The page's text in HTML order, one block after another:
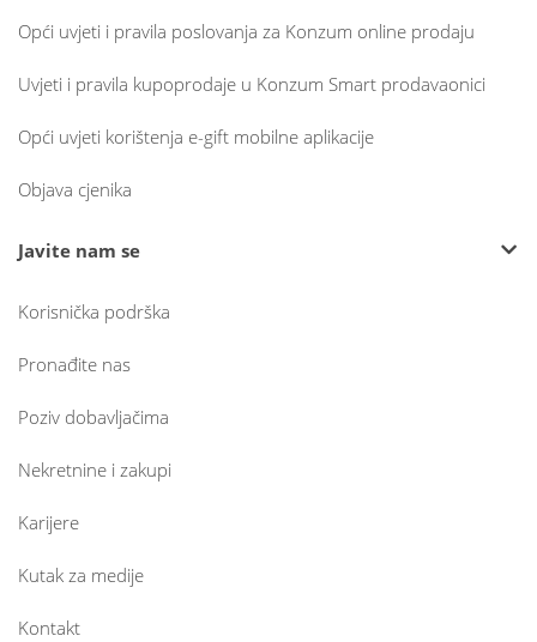
Opći uvjeti i pravila poslovanja za Konzum online prodaju
Uvjeti i pravila kupoprodaje u Konzum Smart prodavaonici
Opći uvjeti korištenja e-gift mobilne aplikacije
Objava cjenika
Javite nam se
Korisnička podrška
Pronađite nas
Poziv dobavljačima
Nekretnine i zakupi
Karijere
Kutak za medije
Kontakt